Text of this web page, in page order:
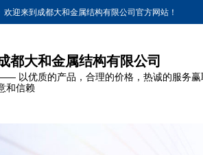
迎来到成都大和金属结构有限公司官方网站！
都大和金属结构有限公司
以优质的产品，合理的价格，热诚的服务赢
和信赖